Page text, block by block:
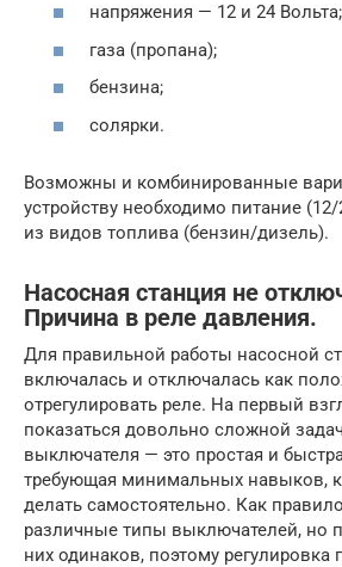
напряжения — 12 и 24 Вольта;
газа (пропана);
бензина;
солярки.
Возможны и комбинированные
устройству необходимо питание
из видов топлива (бензин/дизель).
Насосная станция не
Причина в реле давления.
Для правильной работы насосной
включалась и отключалась как
отрегулировать реле. На первый
показаться довольно сложной
выключателя — это простая и
требующая минимальных навыков,
делать самостоятельно. Как
различные типы выключателей, но
них одинаков, поэтому регулировка